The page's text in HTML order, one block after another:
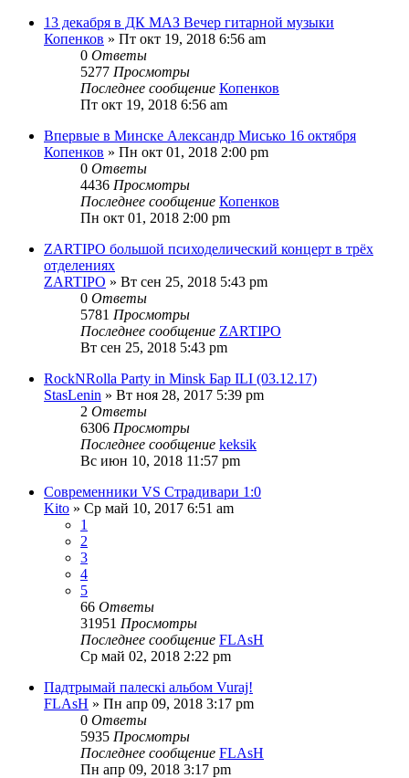
13 декабря в ДК МАЗ Вечер гитарной музыки
Копенков » Пт окт 19, 2018 6:56 am
0 Ответы
5277 Просмотры
Последнее сообщение Копенков
Пт окт 19, 2018 6:56 am
Впервые в Минске Александр Мисько 16 октября
Копенков » Пн окт 01, 2018 2:00 pm
0 Ответы
4436 Просмотры
Последнее сообщение Копенков
Пн окт 01, 2018 2:00 pm
ZARTIPO большой психоделический концерт в трёх
отделениях
ZARTIPO » Вт сен 25, 2018 5:43 pm
0 Ответы
5781 Просмотры
Последнее сообщение ZARTIPO
Вт сен 25, 2018 5:43 pm
RockNRolla Party in Minsk Бар ILI (03.12.17)
StasLenin » Вт ноя 28, 2017 5:39 pm
2 Ответы
6306 Просмотры
Последнее сообщение keksik
Вс июн 10, 2018 11:57 pm
Современники VS Страдивари 1:0
Kito » Ср май 10, 2017 6:51 am
1
2
3
4
5
66 Ответы
31951 Просмотры
Последнее сообщение FLAsH
Ср май 02, 2018 2:22 pm
Падтрымай палескі альбом Vuraj!
FLAsH » Пн апр 09, 2018 3:17 pm
0 Ответы
5935 Просмотры
Последнее сообщение FLAsH
Пн апр 09, 2018 3:17 pm